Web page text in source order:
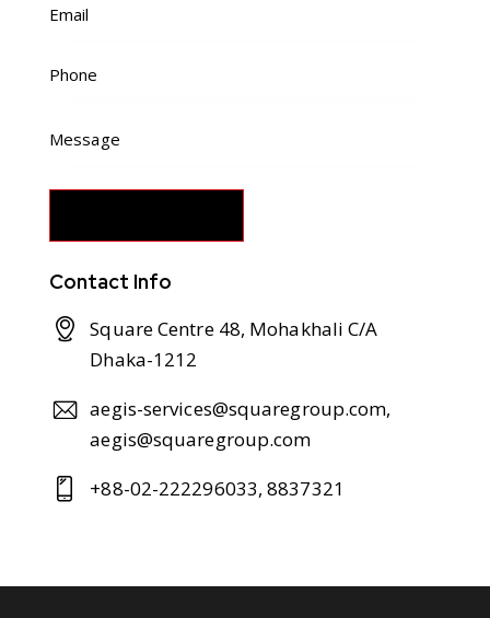
Contact Info
Square Centre 48, Mohakhali C/A
Dhaka-1212
aegis-services@squaregroup.com,
aegis@squaregroup.com
+88-02-222296033, 8837321